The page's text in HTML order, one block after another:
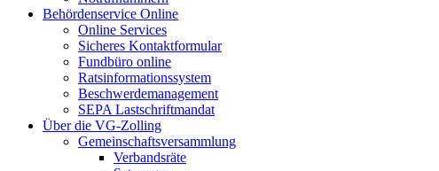
Behördenservice Online
Online Services
Sicheres Kontaktformular
Fundbüro online
Ratsinformationssystem
Beschwerdemanagement
SEPA Lastschriftmandat
Über die VG-Zolling
Gemeinschaftsversammlung
Verbandsräte